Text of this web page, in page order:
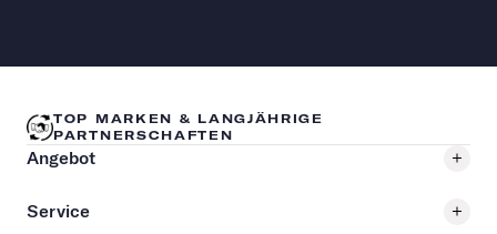
TOP MARKEN & LANGJÄHRIGE
PARTNERSCHAFTEN
Angebot
Service